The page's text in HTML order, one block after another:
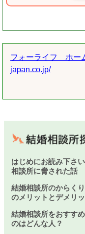
フォーライフ ホ
japan.co.jp/
はじめにお読み下さ
相談所に脅された話
結婚相談所のからく
のメリットとデメリ
結婚相談所をおすす
のはどんな人？